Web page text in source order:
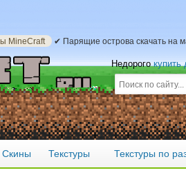
MineCraft ✔ Парящие острова скачать на
Недорогокупить
Скины Текстуры Текстуры по